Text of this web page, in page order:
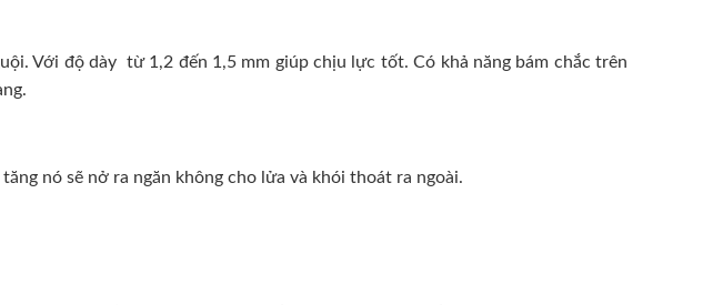
Với độ dày từ 1,2 đến 1,5 mm giúp chịu lực tốt. Có khả năng bám chắc trên
nó sẽ nở ra ngăn không cho lửa và khói thoát ra ngoài.